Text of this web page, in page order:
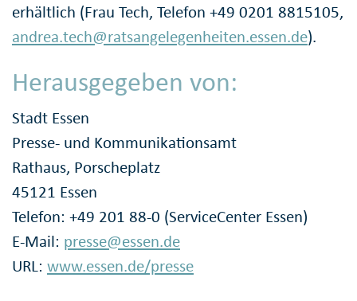
erhältlich (Frau Tech, Telefon +49 0201 8815105,
andrea.tech@ratsangelegenheiten.essen.de).
Herausgegeben von:
Stadt Essen
Presse- und Kommunikationsamt
Rathaus, Porscheplatz
45121 Essen
Telefon: +49 201 88-0 (ServiceCenter Essen)
E-Mail: presse@essen.de
URL: www.essen.de/presse